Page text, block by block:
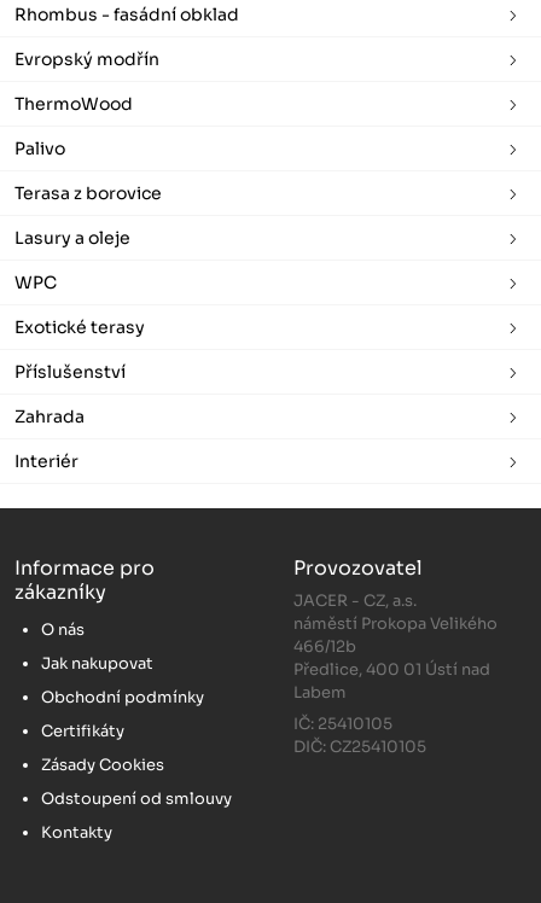
Rhombus - fasádní obklad
Evropský modřín
ThermoWood
Palivo
Terasa z borovice
Lasury a oleje
WPC
Exotické terasy
Příslušenství
Zahrada
Interiér
Informace pro
zákazníky
O nás
Jak nakupovat
Obchodní podmínky
Certifikáty
Zásady Cookies
Odstoupení od smlouvy
Kontakty
Provozovatel
JACER - CZ, a.s.
náměstí Prokopa Velikého
466/12b
Předlice, 400 01 Ústí nad
Labem
IČ: 25410105
DIČ: CZ25410105